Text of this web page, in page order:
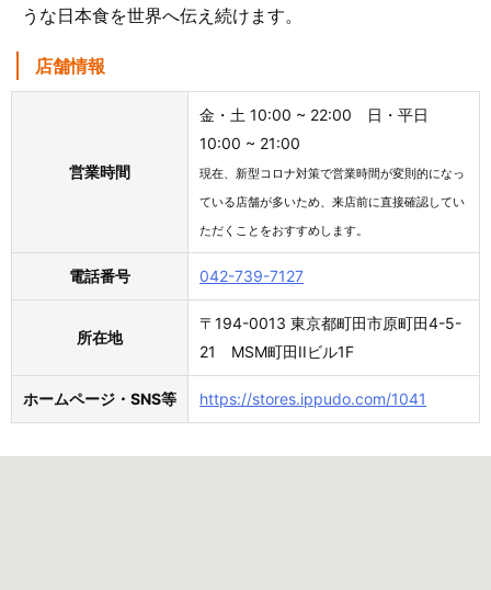
うな日本食を世界へ伝え続けます。
店舗情報
営業時間
金・土 10:00 ~ 22:00 日・平日
10:00 ~ 21:00
現在、新型コロナ対策で営業時間が変則的になっ
ている店舗が多いため、来店前に直接確認してい
ただくことをおすすめします。
電話番号 042-739-7127
所在地
〒194-0013 東京都町田市原町田4-5-
21 MSM町田IIビル1F
ホームページ・SNS等 https://stores.ippudo.com/1041